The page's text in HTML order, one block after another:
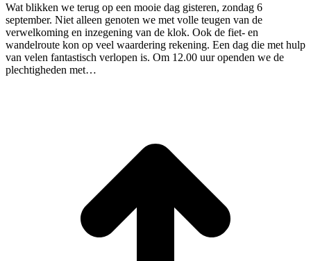
Wat blikken we terug op een mooie dag gisteren, zondag 6
september. Niet alleen genoten we met volle teugen van de
verwelkoming en inzegening van de klok. Ook de fiet- en
wandelroute kon op veel waardering rekening. Een dag die met hulp
van velen fantastisch verlopen is. Om 12.00 uur openden we de
plechtigheden met…